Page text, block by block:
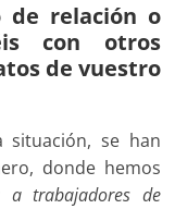
de relación o
con otros
de vuestro
situación, se han
donde hemos
a trabajadores de